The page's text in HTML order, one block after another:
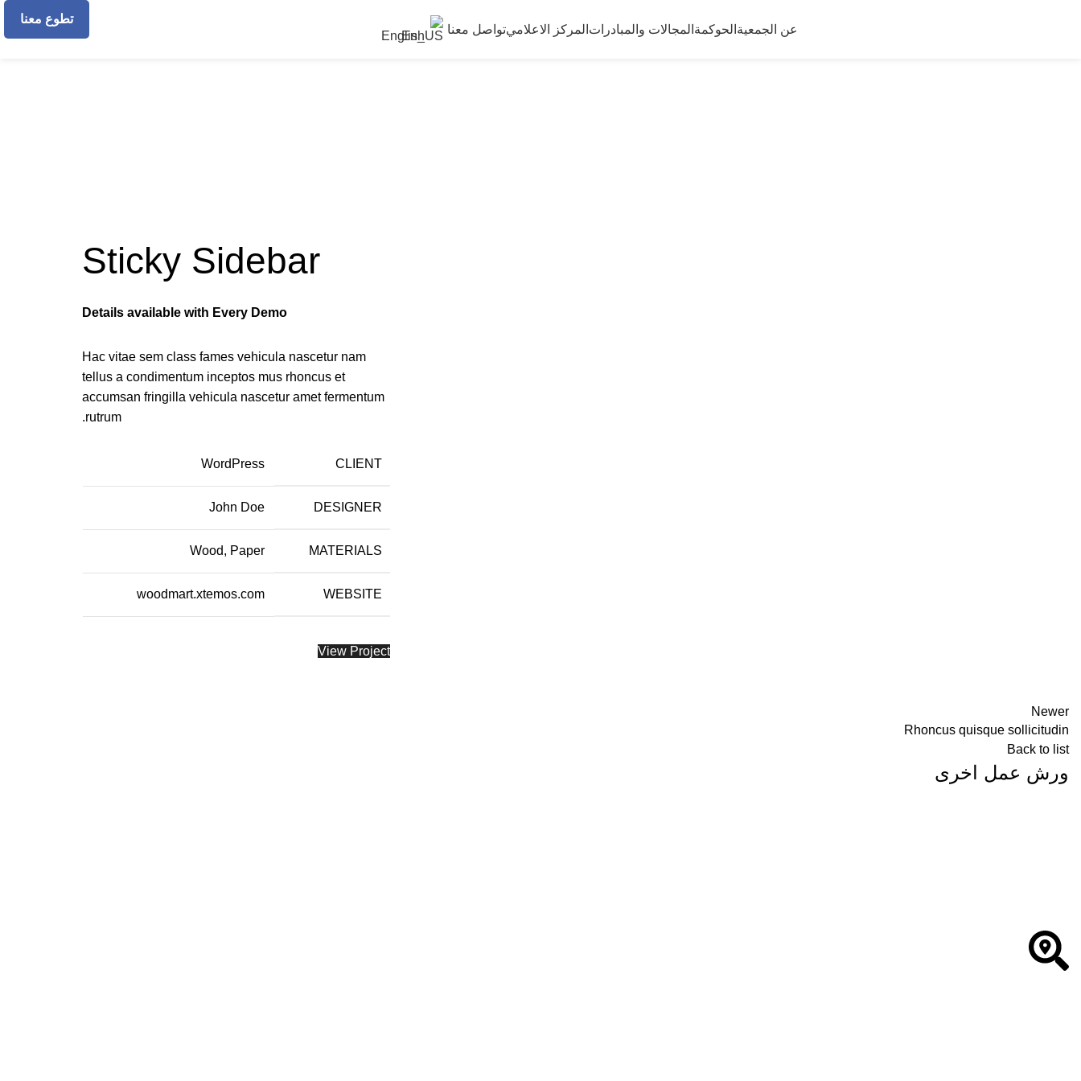
عن الجمعية الحوكمة المجالات والمبادرات المركز الاعلاميتواصل معنا English
تطوع معنا
Sticky Sidebar
Details available with Every Demo
Hac vitae sem class fames vehicula nascetur nam
tellus a condimentum inceptos mus rhoncus et
accumsan fringilla vehicula nascetur amet fermentum
rutrum.
CLIENT
WordPress
DESIGNER
John Doe
MATERIALS
Wood, Paper
WEBSITE
woodmart.xtemos.com
View Project
Newer
Rhoncus quisque sollicitudin
Back to list